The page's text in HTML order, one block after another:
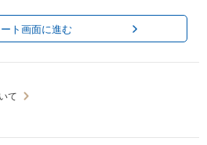
ト画面に進む
て